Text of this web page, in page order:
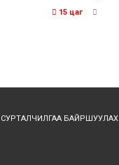
15 цаг
СУРТАЛЧИЛГАА БАЙРШУУЛАХ